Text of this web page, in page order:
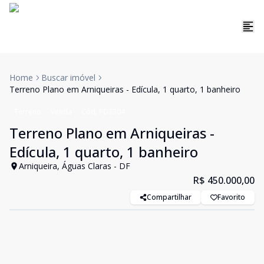
Home
Buscar imóvel
Terreno Plano em Arniqueiras - Edícula, 1 quarto, 1 banheiro
Terreno Plano em Arniqueiras -
Edícula, 1 quarto, 1 banheiro
Arniqueira, Águas Claras - DF
R$ 450.000,00
Compartilhar Favorito